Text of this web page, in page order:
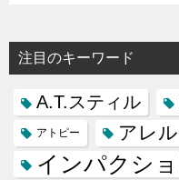
注目のキーワード
A.T.スティル
アトピー アレ
インパクシ